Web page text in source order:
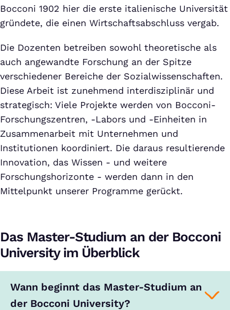
Bocconi 1902 hier die erste italienische Universität
gründete, die einen Wirtschaftsabschluss vergab.
Die Dozenten betreiben sowohl theoretische als
auch angewandte Forschung an der Spitze
verschiedener Bereiche der Sozialwissenschaften.
Diese Arbeit ist zunehmend interdisziplinär und
strategisch: Viele Projekte werden von Bocconi-
Forschungszentren, -Labors und -Einheiten in
Zusammenarbeit mit Unternehmen und
Institutionen koordiniert. Die daraus resultierende
Innovation, das Wissen - und weitere
Forschungshorizonte - werden dann in den
Mittelpunkt unserer Programme gerückt.
Das Master-Studium an der Bocconi
University im Überblick
Wann beginnt das Master-Studium an
der Bocconi University?